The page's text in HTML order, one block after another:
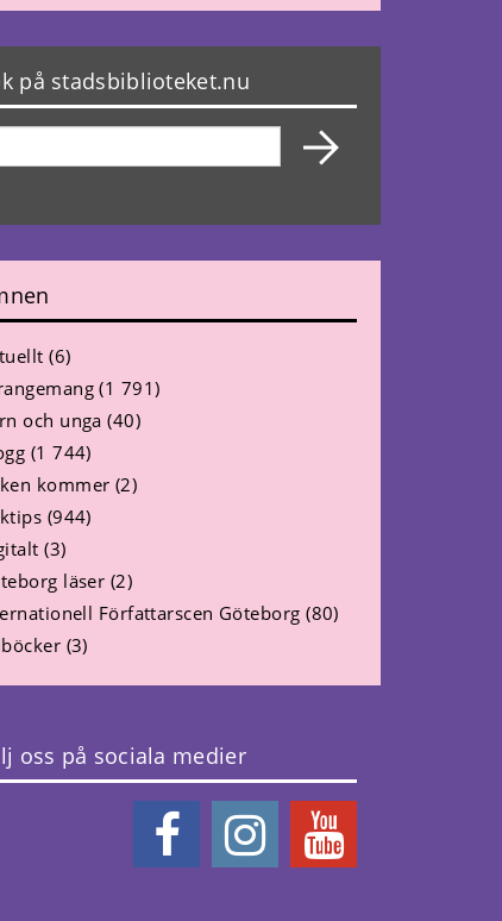
på stadsbiblioteket.nu
(6)
(1 791)
och unga (40)
(1 744)
kommer (2)
(944)
(3)
läser (2)
Författarscen Göteborg (80)
(3)
oss på sociala medier